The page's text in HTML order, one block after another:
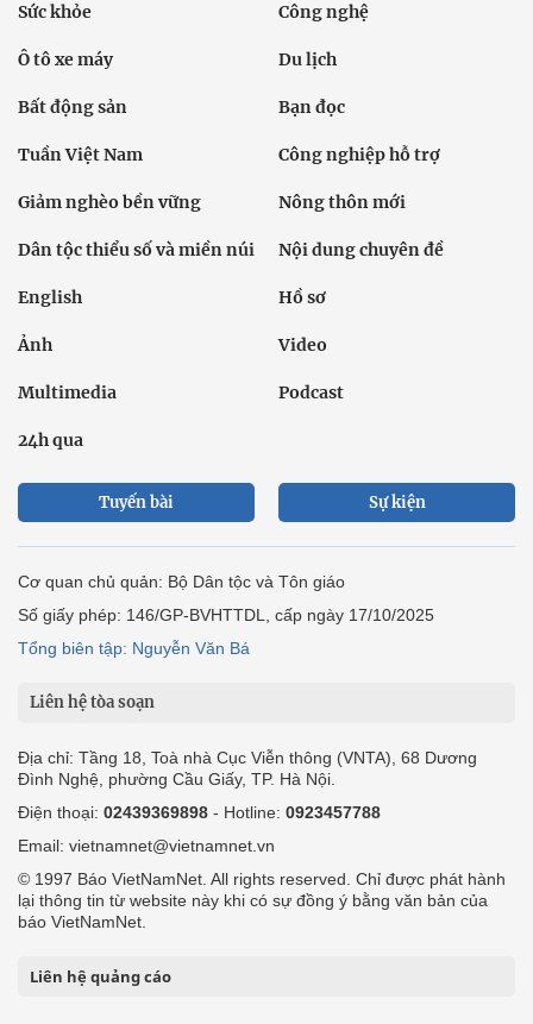
Sức khỏe Công nghệ
Ô tô xe máy Du lịch
Bất động sản Bạn đọc
Tuần Việt Nam Công nghiệp hỗ trợ
Giảm nghèo bền vững Nông thôn mới
Dân tộc thiểu số và miền núi Nội dung chuyên đề
English Hồ sơ
Ảnh Video
Multimedia Podcast
24h qua
Tuyến bài Sự kiện
Cơ quan chủ quản: Bộ Dân tộc và Tôn giáo
Số giấy phép: 146/GP-BVHTTDL, cấp ngày 17/10/2025
Tổng biên tập: Nguyễn Văn Bá
Liên hệ tòa soạn
Địa chỉ: Tầng 18, Toà nhà Cục Viễn thông (VNTA), 68 Dương
Đình Nghệ, phường Cầu Giấy, TP. Hà Nội.
Điện thoại: 02439369898 - Hotline: 0923457788
Email: vietnamnet@vietnamnet.vn
© 1997 Báo VietNamNet. All rights reserved. Chỉ được phát hành
lại thông tin từ website này khi có sự đồng ý bằng văn bản của
báo VietNamNet.
Liên hệ quảng cáo